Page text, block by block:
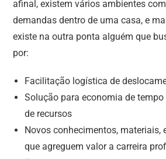
afinal, existem vários ambientes
demandas dentro de uma casa, e
existe na outra ponta alguém que
por:
Facilitação logística de
Solução para economia de tempo
de recursos
Novos conhecimentos, materiais,
que agreguem valor a carreira